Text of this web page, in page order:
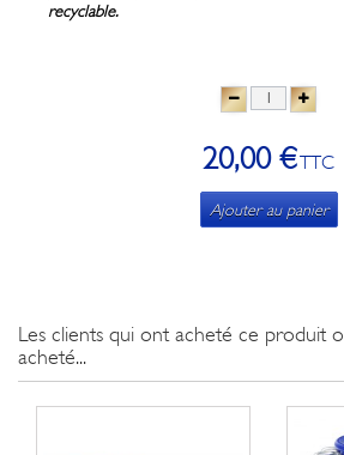
recyclable.
20,00 €TTC
Ajouter au panier
Les clients qui ont acheté ce produit
acheté...